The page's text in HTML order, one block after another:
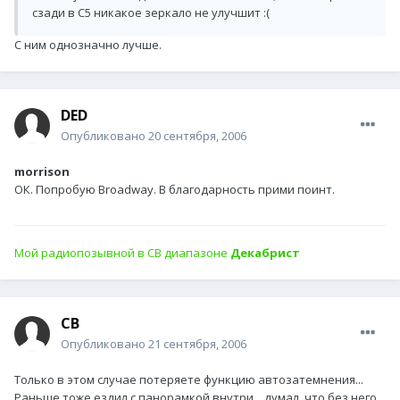
сзади в С5 никакое зеркало не улучшит :(
С ним однозначно лучше.
DED
Опубликовано 20 сентября, 2006
morrison
ОК. Попробую Broadway. В благодарность прими поинт.
Мой радиопозывной в СВ диапазоне Декабрист
СВ
Опубликовано 21 сентября, 2006
Только в этом случае потеряете функцию автозатемнения...